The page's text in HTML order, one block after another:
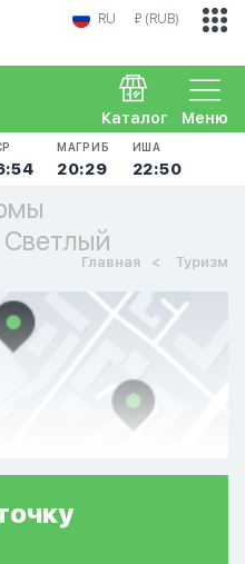
RU ₽ (RUB)
Меню
Каталог
МАГРИБ
20:29
ИША
22:50
Светлый
Главная Туризм